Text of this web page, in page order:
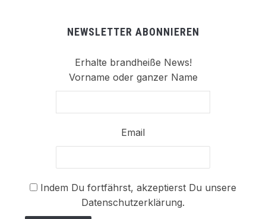
NEWSLETTER ABONNIEREN
Erhalte brandheiße News!
Vorname oder ganzer Name
Email
Indem Du fortfährst, akzeptierst Du unsere
Datenschutzerklärung.